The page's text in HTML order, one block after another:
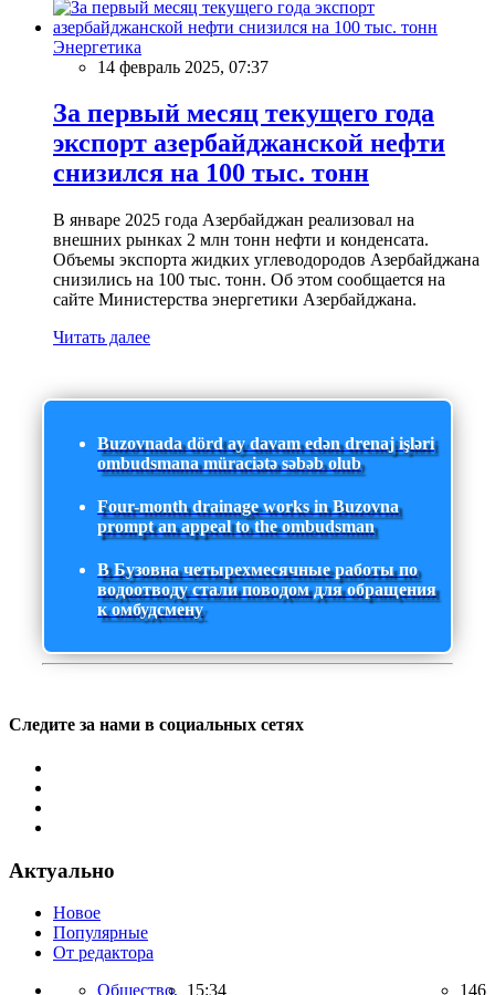
Энергетика
14 февраль 2025, 07:37
За первый месяц текущего года
экспорт азербайджанской нефти
снизился на 100 тыс. тонн
В январе 2025 года Азербайджан реализовал на
внешних рынках 2 млн тонн нефти и конденсата.
Объемы экспорта жидких углеводородов Азербайджана
снизились на 100 тыс. тонн. Об этом сообщается на
сайте Министерства энергетики Азербайджана.
Читать далее
Buzovnada dörd ay davam edən drenaj işləri
ombudsmana müraciətə səbəb olub
Four-month drainage works in Buzovna
prompt an appeal to the ombudsman
В Бузовна четырехмесячные работы по
водоотводу стали поводом для обращения
к омбудсмену
Следите за нами в социальных сетях
Актуально
Новое
Популярные
От редактора
Общество, 15:34 146